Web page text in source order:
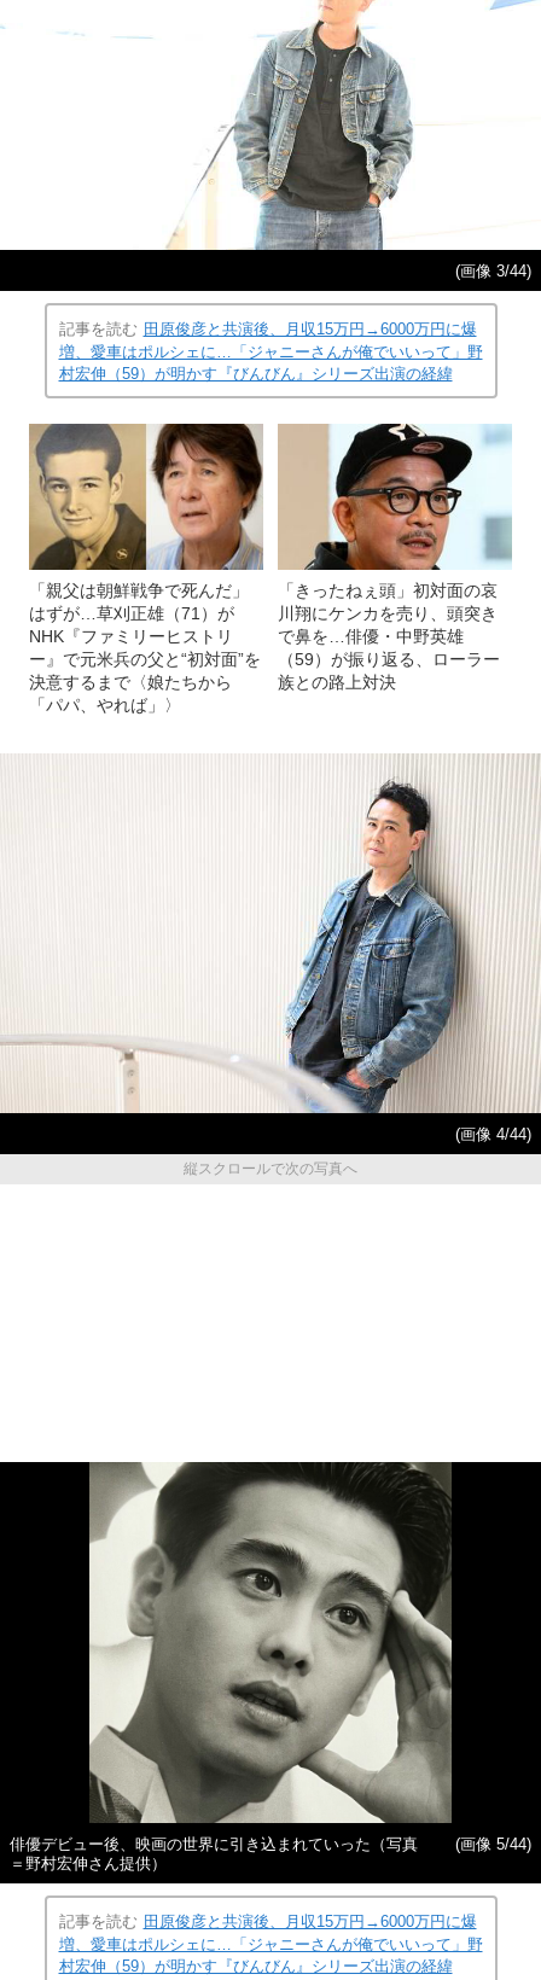
(画像 3/44)
記事を読む 田原俊彦と共演後、月収15万円→6000万円に爆
増、愛車はポルシェに…「ジャニーさんが俺でいいって」野
村宏伸（59）が明かす『びんびん』シリーズ出演の経緯
「親父は朝鮮戦争で死んだ」
はずが…草刈正雄（71）が
NHK『ファミリーヒストリ
ー』で元米兵の父と“初対面”を
決意するまで〈娘たちから
「パパ、やれば」〉
「きったねぇ頭」初対面の哀
川翔にケンカを売り、頭突き
で鼻を…俳優・中野英雄
（59）が振り返る、ローラー
族との路上対決
(画像 4/44)
縦スクロールで次の写真へ
俳優デビュー後、映画の世界に引き込まれていった（写真
＝野村宏伸さん提供）
(画像 5/44)
記事を読む 田原俊彦と共演後、月収15万円→6000万円に爆
増、愛車はポルシェに…「ジャニーさんが俺でいいって」野
村宏伸（59）が明かす『びんびん』シリーズ出演の経緯